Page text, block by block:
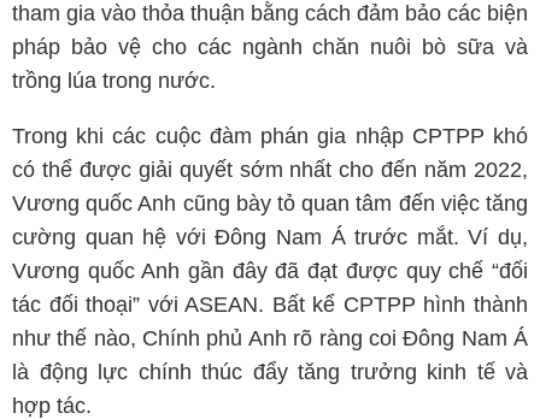
tham gia vào thỏa thuận bằng cách đảm bảo các biện
pháp bảo vệ cho các ngành chăn nuôi bò sữa và
trồng lúa trong nước.
Trong khi các cuộc đàm phán gia nhập CPTPP khó
có thể được giải quyết sớm nhất cho đến năm 2022,
Vương quốc Anh cũng bày tỏ quan tâm đến việc tăng
cường quan hệ với Đông Nam Á trước mắt. Ví dụ,
Vương quốc Anh gần đây đã đạt được quy chế “đối
tác đối thoại” với ASEAN. Bất kể CPTPP hình thành
như thế nào, Chính phủ Anh rõ ràng coi Đông Nam Á
là động lực chính thúc đẩy tăng trưởng kinh tế và
hợp tác.